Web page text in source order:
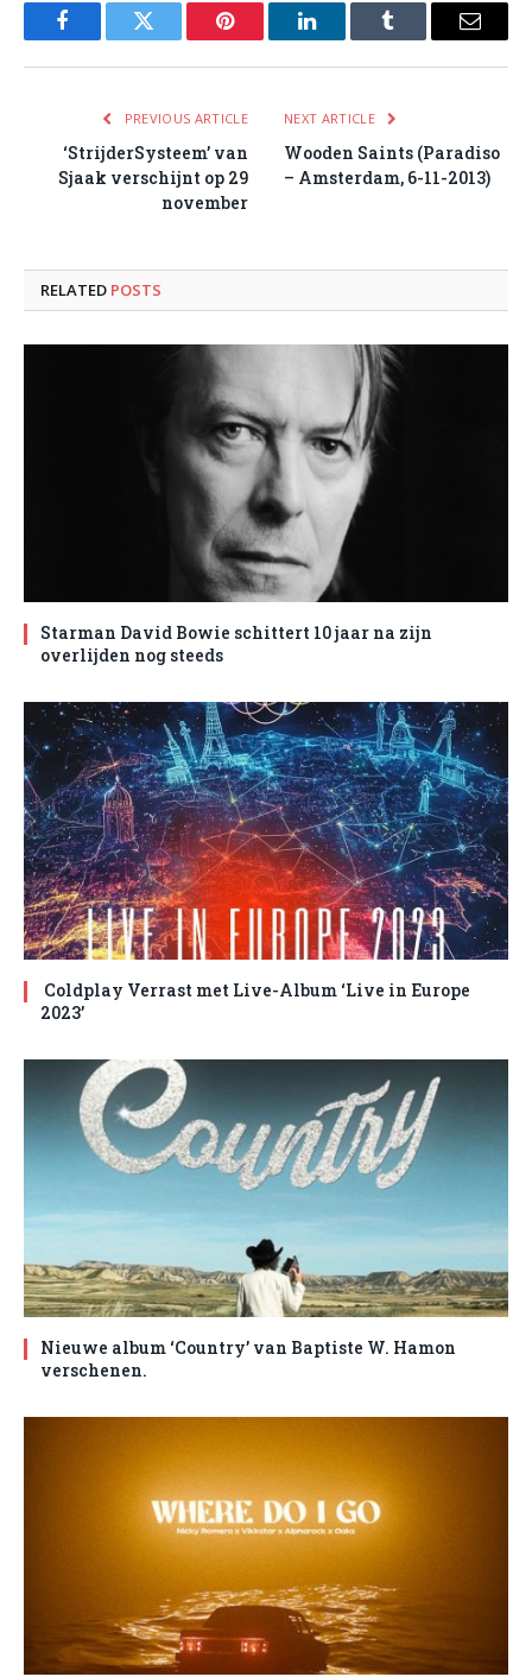
FacebookTwitter Pinterest LinkedInTumblr Email
PREVIOUS ARTICLE
‘StrijderSysteem’ van
Sjaak verschijnt op 29
november
NEXT ARTICLE
Wooden Saints (Paradiso
– Amsterdam, 6-11-2013)
RELATED POSTS
Starman David Bowie schittert 10 jaar na zijn
overlijden nog steeds
Coldplay Verrast met Live-Album ‘Live in Europe
2023’
Nieuwe album ‘Country’ van Baptiste W. Hamon
verschenen.